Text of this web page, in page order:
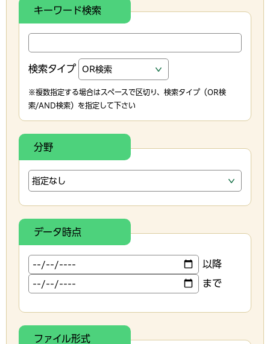
キーワード検索
検索タイプ
※複数指定する場合はスペースで区切り、検索タイプ（OR検
索/AND検索）を指定して下さい
分野
データ時点
以降
まで
ファイル形式